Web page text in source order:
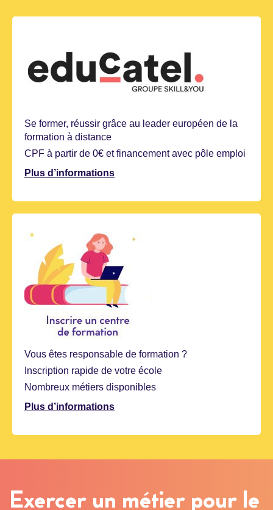
Se former, réussir grâce au leader européen de la
formation à distance
CPF à partir de 0€ et financement avec pôle emploi
Plus d’informations
Vous êtes responsable de formation ?
Inscription rapide de votre école
Nombreux métiers disponibles
Plus d’informations
Exercer un métier pour le